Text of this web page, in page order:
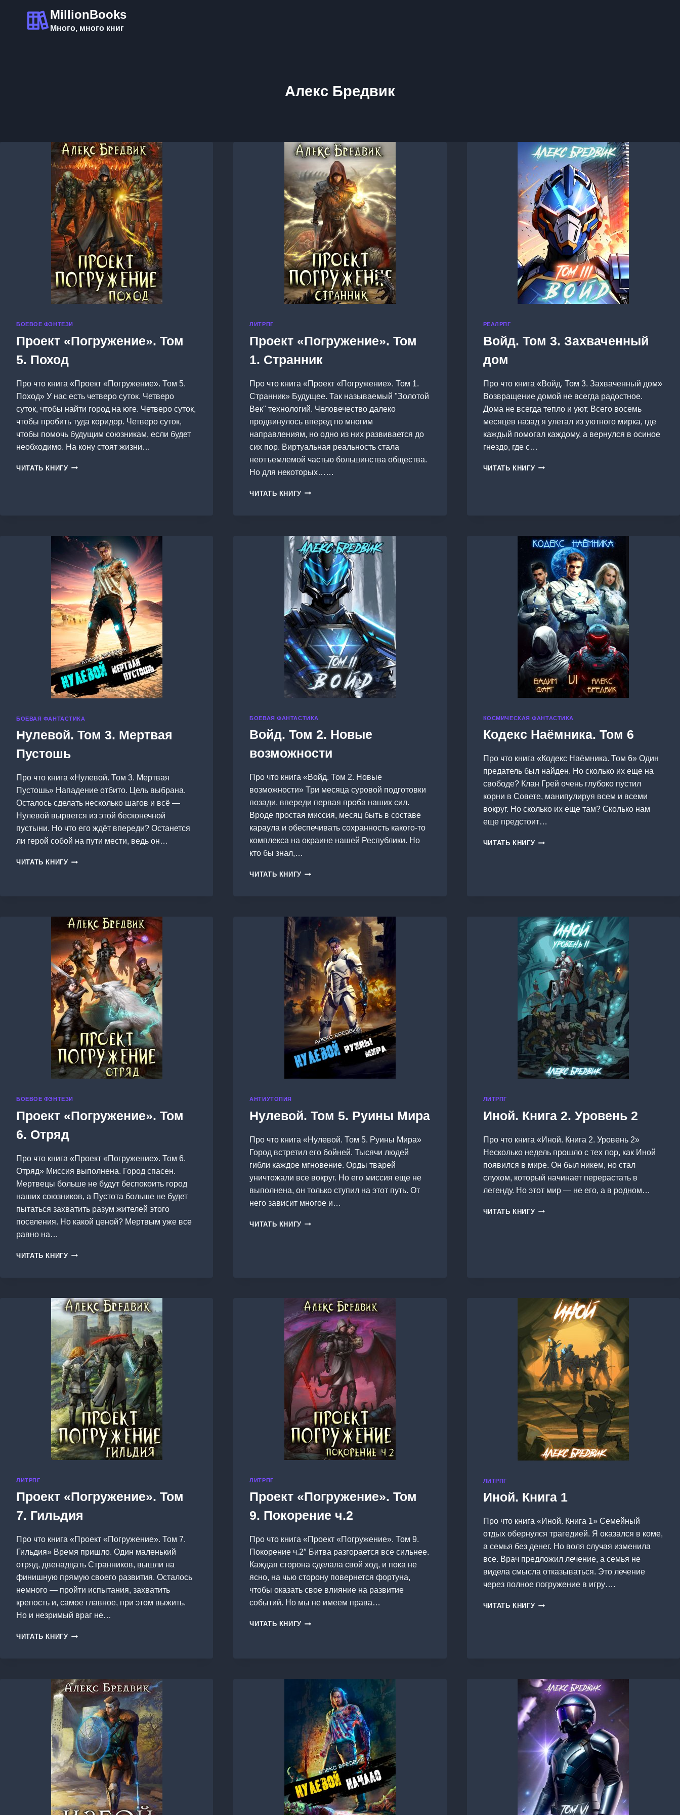
содержимому
MillionBooks
Много, много книг
Алекс Бредвик
БОЕВОЕ ФЭНТЕЗИ
Проект «Погружение». Том
5. Поход
Про что книга «Проект «Погружение». Том 5.
Поход» У нас есть четверо суток. Четверо
суток, чтобы найти город на юге. Четверо суток,
чтобы пробить туда коридор. Четверо суток,
чтобы помочь будущим союзникам, если будет
необходимо. На кону стоят жизни…
ЧИТАТЬ КНИГУ ПРОЕКТ
ЛИТРПГ
Проект «Погружение». Том
1. Странник
Про что книга «Проект «Погружение». Том 1.
Странник» Будущее. Так называемый "Золотой
Век" технологий. Человечество далеко
продвинулось вперед по многим
направлениям, но одно из них развивается до
сих пор. Виртуальная реальность стала
неотъемлемой частью большинства общества.
Но для некоторых……
ЧИТАТЬ КНИГУ ПРОЕКТ
РЕАЛРПГ
Войд. Том 3. Захваченный
дом
Про что книга «Войд. Том 3. Захваченный дом»
Возвращение домой не всегда радостное.
Дома не всегда тепло и уют. Всего восемь
месяцев назад я улетал из уютного мирка, где
каждый помогал каждому, а вернулся в осиное
гнездо, где с…
ЧИТАТЬ КНИГУ ВОЙД.
БОЕВАЯ ФАНТАСТИКА
Нулевой. Том 3. Мертвая
Пустошь
Про что книга «Нулевой. Том 3. Мертвая
Пустошь» Нападение отбито. Цель выбрана.
Осталось сделать несколько шагов и всё —
Нулевой вырвется из этой бесконечной
пустыни. Но что его ждёт впереди? Останется
ли герой собой на пути мести, ведь он…
ЧИТАТЬ КНИГУ НУЛЕВОЙ.
БОЕВАЯ ФАНТАСТИКА
Войд. Том 2. Новые
возможности
Про что книга «Войд. Том 2. Новые
возможности» Три месяца суровой подготовки
позади, впереди первая проба наших сил.
Вроде простая миссия, месяц быть в составе
караула и обеспечивать сохранность какого-то
комплекса на окраине нашей Республики. Но
кто бы знал,…
ЧИТАТЬ КНИГУ ВОЙД.
КОСМИЧЕСКАЯ ФАНТАСТИКА
Кодекс Наёмника. Том 6
Про что книга «Кодекс Наёмника. Том 6» Один
предатель был найден. Но сколько их еще на
свободе? Клан Грей очень глубоко пустил
корни в Совете, манипулируя всем и всеми
вокруг. Но сколько их еще там? Сколько нам
еще предстоит…
ЧИТАТЬ КНИГУ КОДЕКС
БОЕВОЕ ФЭНТЕЗИ
Проект «Погружение». Том
6. Отряд
Про что книга «Проект «Погружение». Том 6.
Отряд» Миссия выполнена. Город спасен.
Мертвецы больше не будут беспокоить город
наших союзников, а Пустота больше не будет
пытаться захватить разум жителей этого
поселения. Но какой ценой? Мертвым уже все
равно на…
ЧИТАТЬ КНИГУ ПРОЕКТ
АНТИУТОПИЯ
Нулевой. Том 5. Руины Мира
Про что книга «Нулевой. Том 5. Руины Мира»
Город встретил его бойней. Тысячи людей
гибли каждое мгновение. Орды тварей
уничтожали все вокруг. Но его миссия еще не
выполнена, он только ступил на этот путь. От
него зависит многое и…
ЧИТАТЬ КНИГУ НУЛЕВОЙ.
ЛИТРПГ
Иной. Книга 2. Уровень 2
Про что книга «Иной. Книга 2. Уровень 2»
Несколько недель прошло с тех пор, как Иной
появился в мире. Он был никем, но стал
слухом, который начинает перерастать в
легенду. Но этот мир — не его, а в родном…
ЧИТАТЬ КНИГУ ИНОЙ.
ЛИТРПГ
Проект «Погружение». Том
7. Гильдия
Про что книга «Проект «Погружение». Том 7.
Гильдия» Время пришло. Один маленький
отряд, двенадцать Странников, вышли на
финишную прямую своего развития. Осталось
немного — пройти испытания, захватить
крепость и, самое главное, при этом выжить.
Но и незримый враг не…
ЧИТАТЬ КНИГУ ПРОЕКТ
ЛИТРПГ
Проект «Погружение». Том
9. Покорение ч.2
Про что книга «Проект «Погружение». Том 9.
Покорение ч.2″ Битва разгорается все сильнее.
Каждая сторона сделала свой ход, и пока не
ясно, на чью сторону повернется фортуна,
чтобы оказать свое влияние на развитие
событий. Но мы не имеем права…
ЧИТАТЬ КНИГУ ПРОЕКТ
ЛИТРПГ
Иной. Книга 1
Про что книга «Иной. Книга 1» Семейный
отдых обернулся трагедией. Я оказался в коме,
а семья без денег. Но воля случая изменила
все. Врач предложил лечение, а семья не
видела смысла отказываться. Это лечение
через полное погружение в игру….
ЧИТАТЬ КНИГУ ИНОЙ.